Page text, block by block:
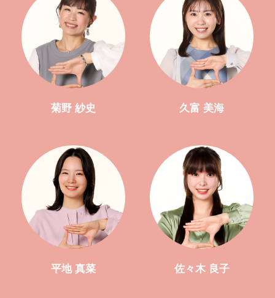
菊野 紗史 久富 美海
平地 真菜 佐々木 良子